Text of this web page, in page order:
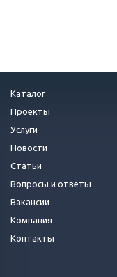
Каталог
Проекты
Услуги
Новости
Статьи
Вопросы и ответы
Вакансии
Компания
Контакты